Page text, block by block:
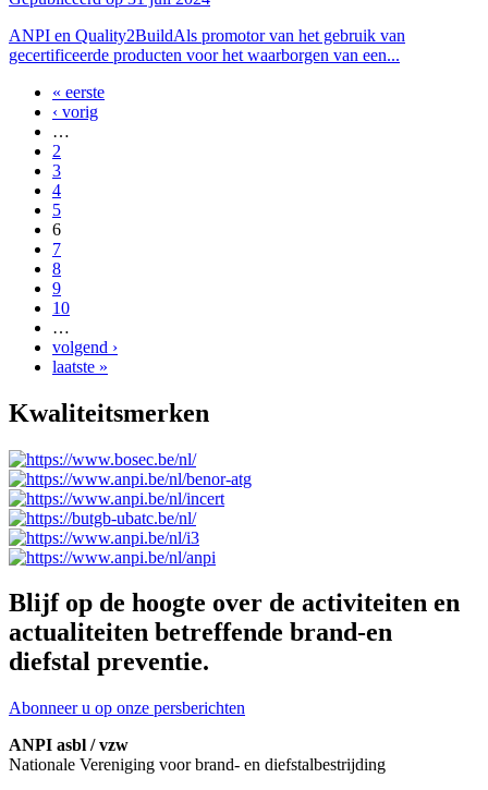
ANPI en Quality2BuildAls promotor van het gebruik van
gecertificeerde producten voor het waarborgen van een...
« eerste
‹ vorig
…
2
3
4
5
6
7
8
9
10
…
volgend ›
laatste »
Kwaliteitsmerken
Blijf op de hoogte over de activiteiten en
actualiteiten betreffende brand-en
diefstal preventie.
Abonneer u op onze persberichten
ANPI asbl / vzw
Nationale Vereniging voor brand- en diefstalbestrijding